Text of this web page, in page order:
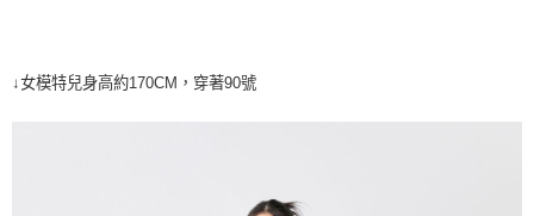
↓女模特兒身高約170CM，穿著90號